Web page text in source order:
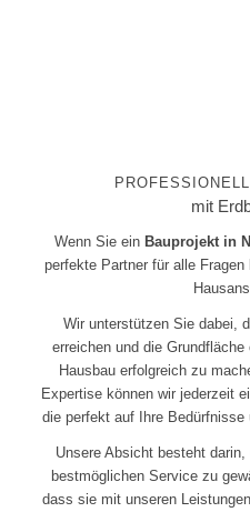
mit
Wenn Sie einBauprojekt in
perfekte Partner für alle
Wir unterstützen Sie dabei,
erreichen und die
Hausbau erfolgreich zu
Expertise können wir jederzeit
die perfekt auf Ihre
Unsere Absicht besteht
bestmöglichen Service zu
dass sie mit unseren